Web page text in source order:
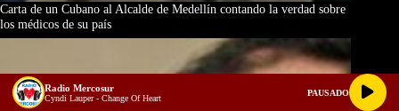
Carta de un Cubano al Alcalde de Medellín contando la verdad sobre
los médicos de su país
Radio Mercosur
Cyndi Lauper - Change Of Heart
PAUSADO